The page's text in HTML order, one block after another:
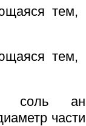
тем,
тем,
соль